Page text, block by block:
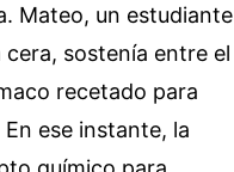
Mateo, un estudiante
sostenía entre el
recetado para
ese instante, la